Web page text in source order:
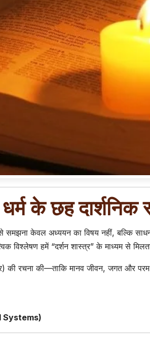
के छह दार्शनिक
समझना केवल अध्ययन का विषय नहीं, बल्कि
विश्लेषण हमें “दर्शन शास्त्र” के माध्यम से
की रचना की—ताकि मानव जीवन, जगत और
Systems)